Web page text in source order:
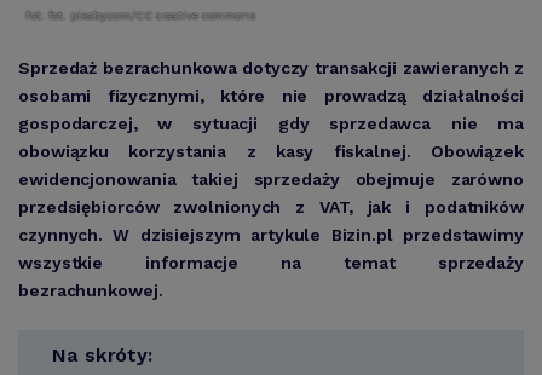
fot. fot. pixaby.com/CC creative commons
Sprzedaż bezrachunkowa dotyczy transakcji zawieranych z
osobami fizycznymi, które nie prowadzą działalności
gospodarczej, w sytuacji gdy sprzedawca nie ma
obowiązku korzystania z kasy fiskalnej. Obowiązek
ewidencjonowania takiej sprzedaży obejmuje zarówno
przedsiębiorców zwolnionych z VAT, jak i podatników
czynnych. W dzisiejszym artykule Bizin.pl przedstawimy
wszystkie informacje na temat sprzedaży
bezrachunkowej.
Na skróty: